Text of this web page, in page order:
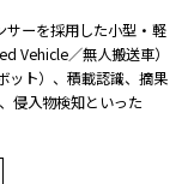
サーを採用した小型・軽
Vehicle／無人搬送車）
ト）、積載認識、摘果
侵入物検知といった